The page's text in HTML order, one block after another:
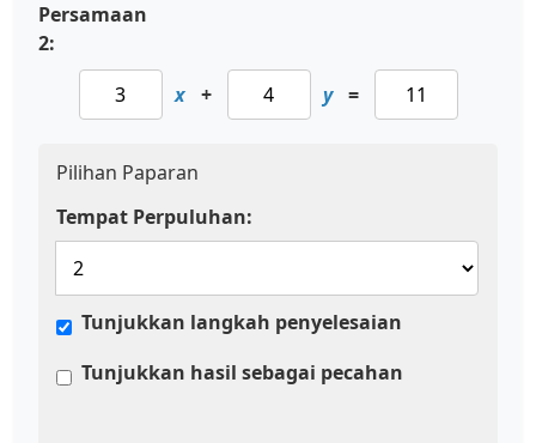
Persamaan
2:
x
+ y =
Pilihan Paparan
Tempat Perpuluhan:
Tunjukkan langkah penyelesaian
Tunjukkan hasil sebagai pecahan